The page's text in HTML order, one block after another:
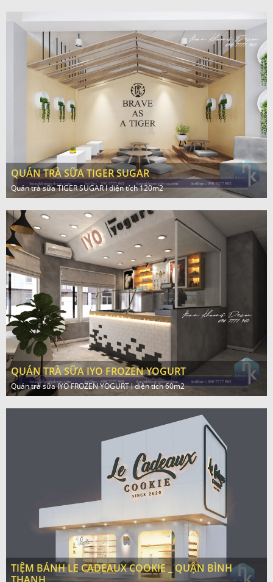
QUÁN TRÀ SỮA TIGER SUGAR
Quán trà sữa TIGER SUGAR l diện tích 120m2
QUÁN TRÀ SỮA IYO FROZEN YOGURT
Quán trà sữa IYO FROZEN YOGURT l diện tích 60m2
TIỆM BÁNH LE CADEAUX COOKIE _ QUẬN BÌNH
THẠNH